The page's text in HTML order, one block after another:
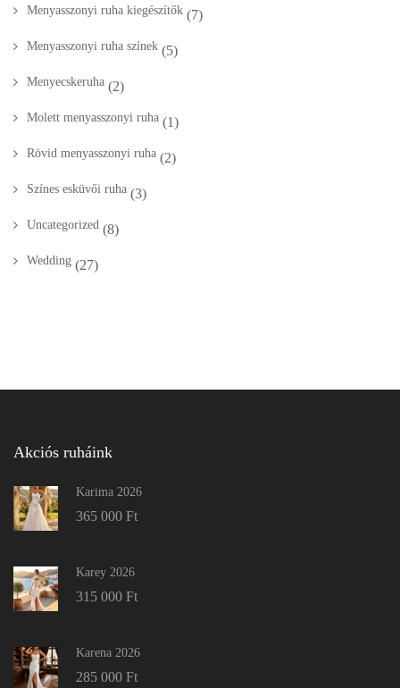
Menyasszonyi ruha kiegészítők (7)
Menyasszonyi ruha színek (5)
Menyecskeruha (2)
Molett menyasszonyi ruha (1)
Rövid menyasszonyi ruha (2)
Színes esküvői ruha (3)
Uncategorized (8)
Wedding (27)
Akciós ruháink
Karima 2026
365 000 Ft
Karey 2026
315 000 Ft
Karena 2026
285 000 Ft